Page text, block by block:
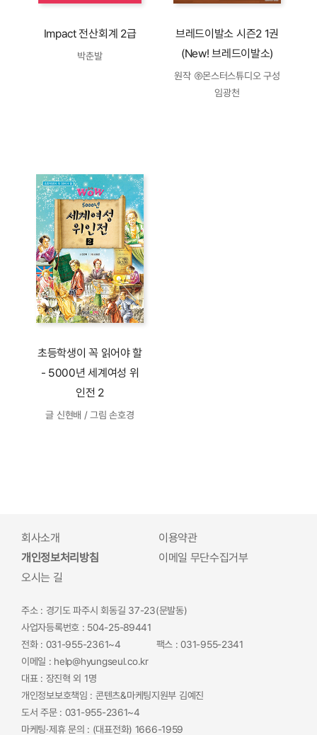
Impact 전산회계 2급
박춘발
브레드이발소 시즌2 1권
(New! 브레드이발소)
원작 ㈜몬스터스튜디오 구성
임광천
초등학생이 꼭 읽어야 할
- 5000년 세계여성 위
인전 2
글 신현배 / 그림 손호경
회사소개
이용약관
개인정보처리방침
이메일 무단수집거부
오시는 길
주소 : 경기도 파주시 회동길 37-23(문발동)
사업자등록번호 : 504-25-89441
전화 : 031-955-2361~4
팩스 : 031-955-2341
이메일 : help@hyungseul.co.kr
대표 : 장진혁 외 1명
개인정보보호책임 : 콘텐츠&마케팅지원부 김예진
도서 주문 : 031-955-2361~4
마케팅·제휴 문의 : (대표전화) 1666-1959